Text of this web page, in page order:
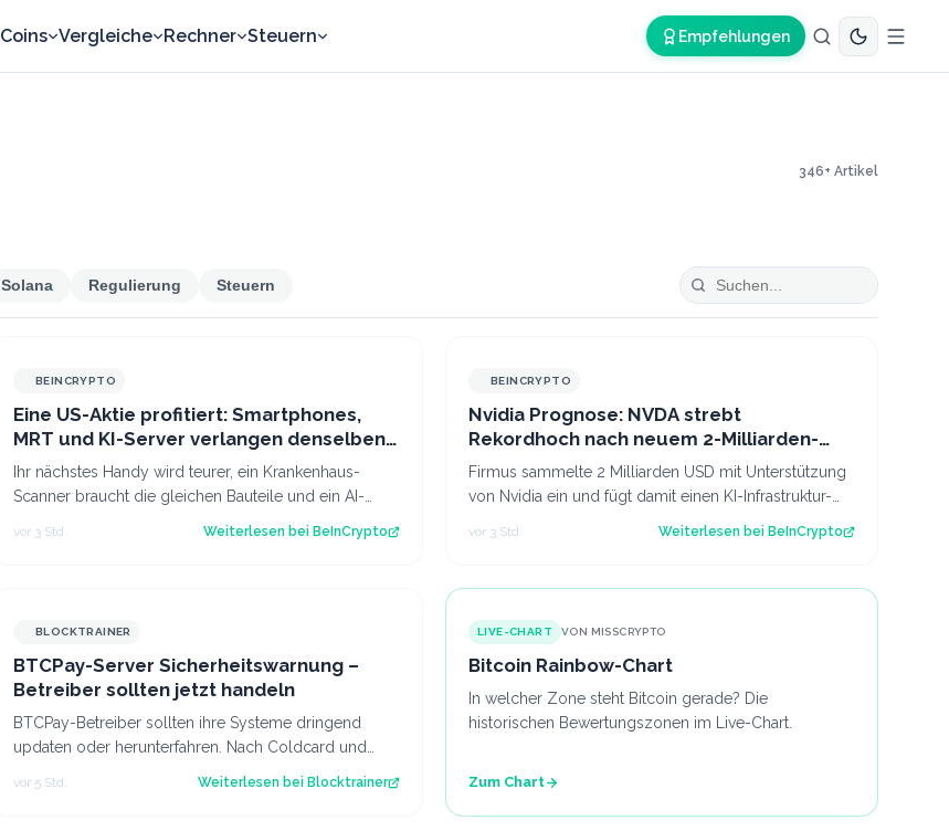
Coins Vergleiche Rechner Steuern Empfehlungen
346+ Artikel
Solana Regulierung Steuern
BEINCRYPTO
BEINCRYPTO
Eine US-Aktie profitiert: Smartphones,
MRT und KI-Server verlangen denselben
Chip
Ihr nächstes Handy wird teurer, ein Krankenhaus-
Scanner braucht die gleichen Bauteile und ein AI-
vor 3 Std. Weiterlesen bei BeInCrypto
BEINCRYPTO
Nvidia Prognose: NVDA strebt
Rekordhoch nach neuem 2-Milliarden-
USD-AI-Deal
Firmus sammelte 2 Milliarden USD mit Unterstützung
von Nvidia ein und fügt damit einen KI-Infrastruktur-
vor 3 Std. Weiterlesen bei BeInCrypto
BLOCKTRAINER
BTCPay-Server Sicherheitswarnung –
Betreiber sollten jetzt handeln
BTCPay-Betreiber sollten ihre Systeme dringend
updaten oder herunterfahren. Nach Coldcard und
vor 5 Std. Weiterlesen bei Blocktrainer
LIVE-CHART VON MISSCRYPTO
Bitcoin Rainbow-Chart
In welcher Zone steht Bitcoin gerade? Die
historischen Bewertungszonen im Live-Chart.
Zum Chart